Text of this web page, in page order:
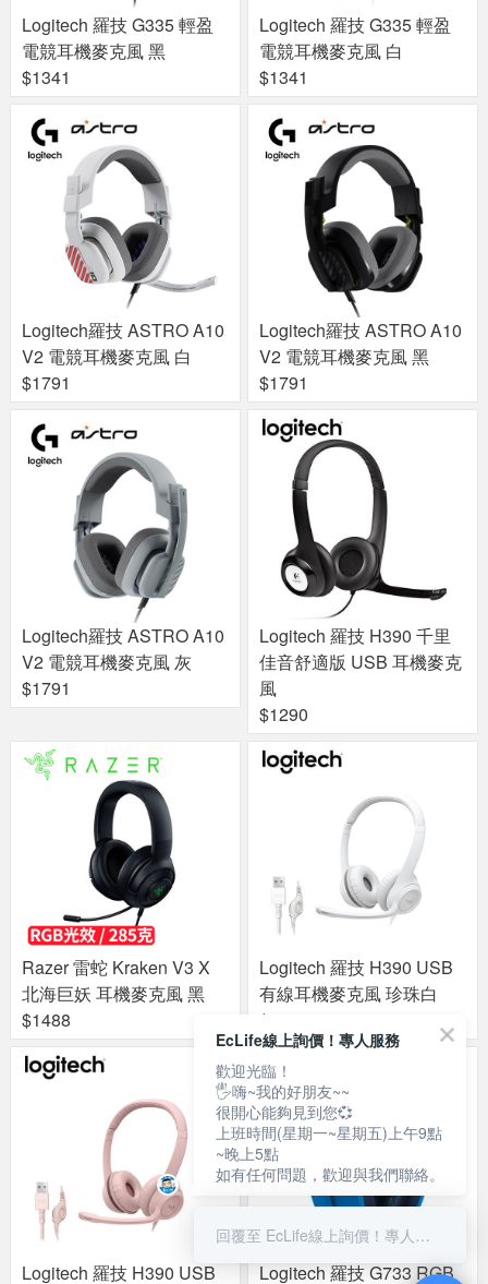
Logitech 羅技 G335 輕盈
電競耳機麥克風 黑
$1341
Logitech 羅技 G335 輕盈
電競耳機麥克風 白
$1341
Logitech羅技 ASTRO A10
V2 電競耳機麥克風 白
$1791
Logitech羅技 ASTRO A10
V2 電競耳機麥克風 黑
$1791
Logitech羅技 ASTRO A10
V2 電競耳機麥克風 灰
$1791
Logitech 羅技 H390 千里
佳音舒適版 USB 耳機麥克
風
$1290
Razer 雷蛇 Kraken V3 X
北海巨妖 耳機麥克風 黑
$1488
Logitech 羅技 H390 USB
有線耳機麥克風 珍珠白
$1290
Logitech 羅技 H390 USB Logitech 羅技 G733 RGB
EcLife線上詢價！專人服務
歡迎光臨！
🖐嗨~我的好朋友~~
很開心能夠見到您💞
上班時間(星期一~星期五)上午9點
~晚上5點
如有任何問題，歡迎與我們聯絡。
回覆至 EcLife線上詢價！專人服務